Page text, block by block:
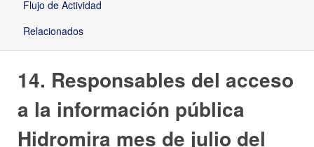
Flujo de Actividad
Relacionados
14. Responsables del acceso
a la información pública
Hidromira mes de julio del